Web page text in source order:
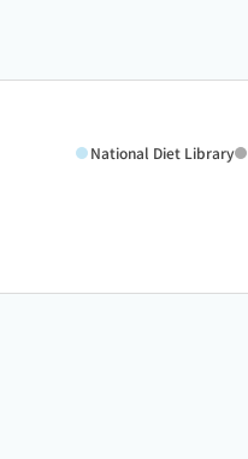
National Diet Library